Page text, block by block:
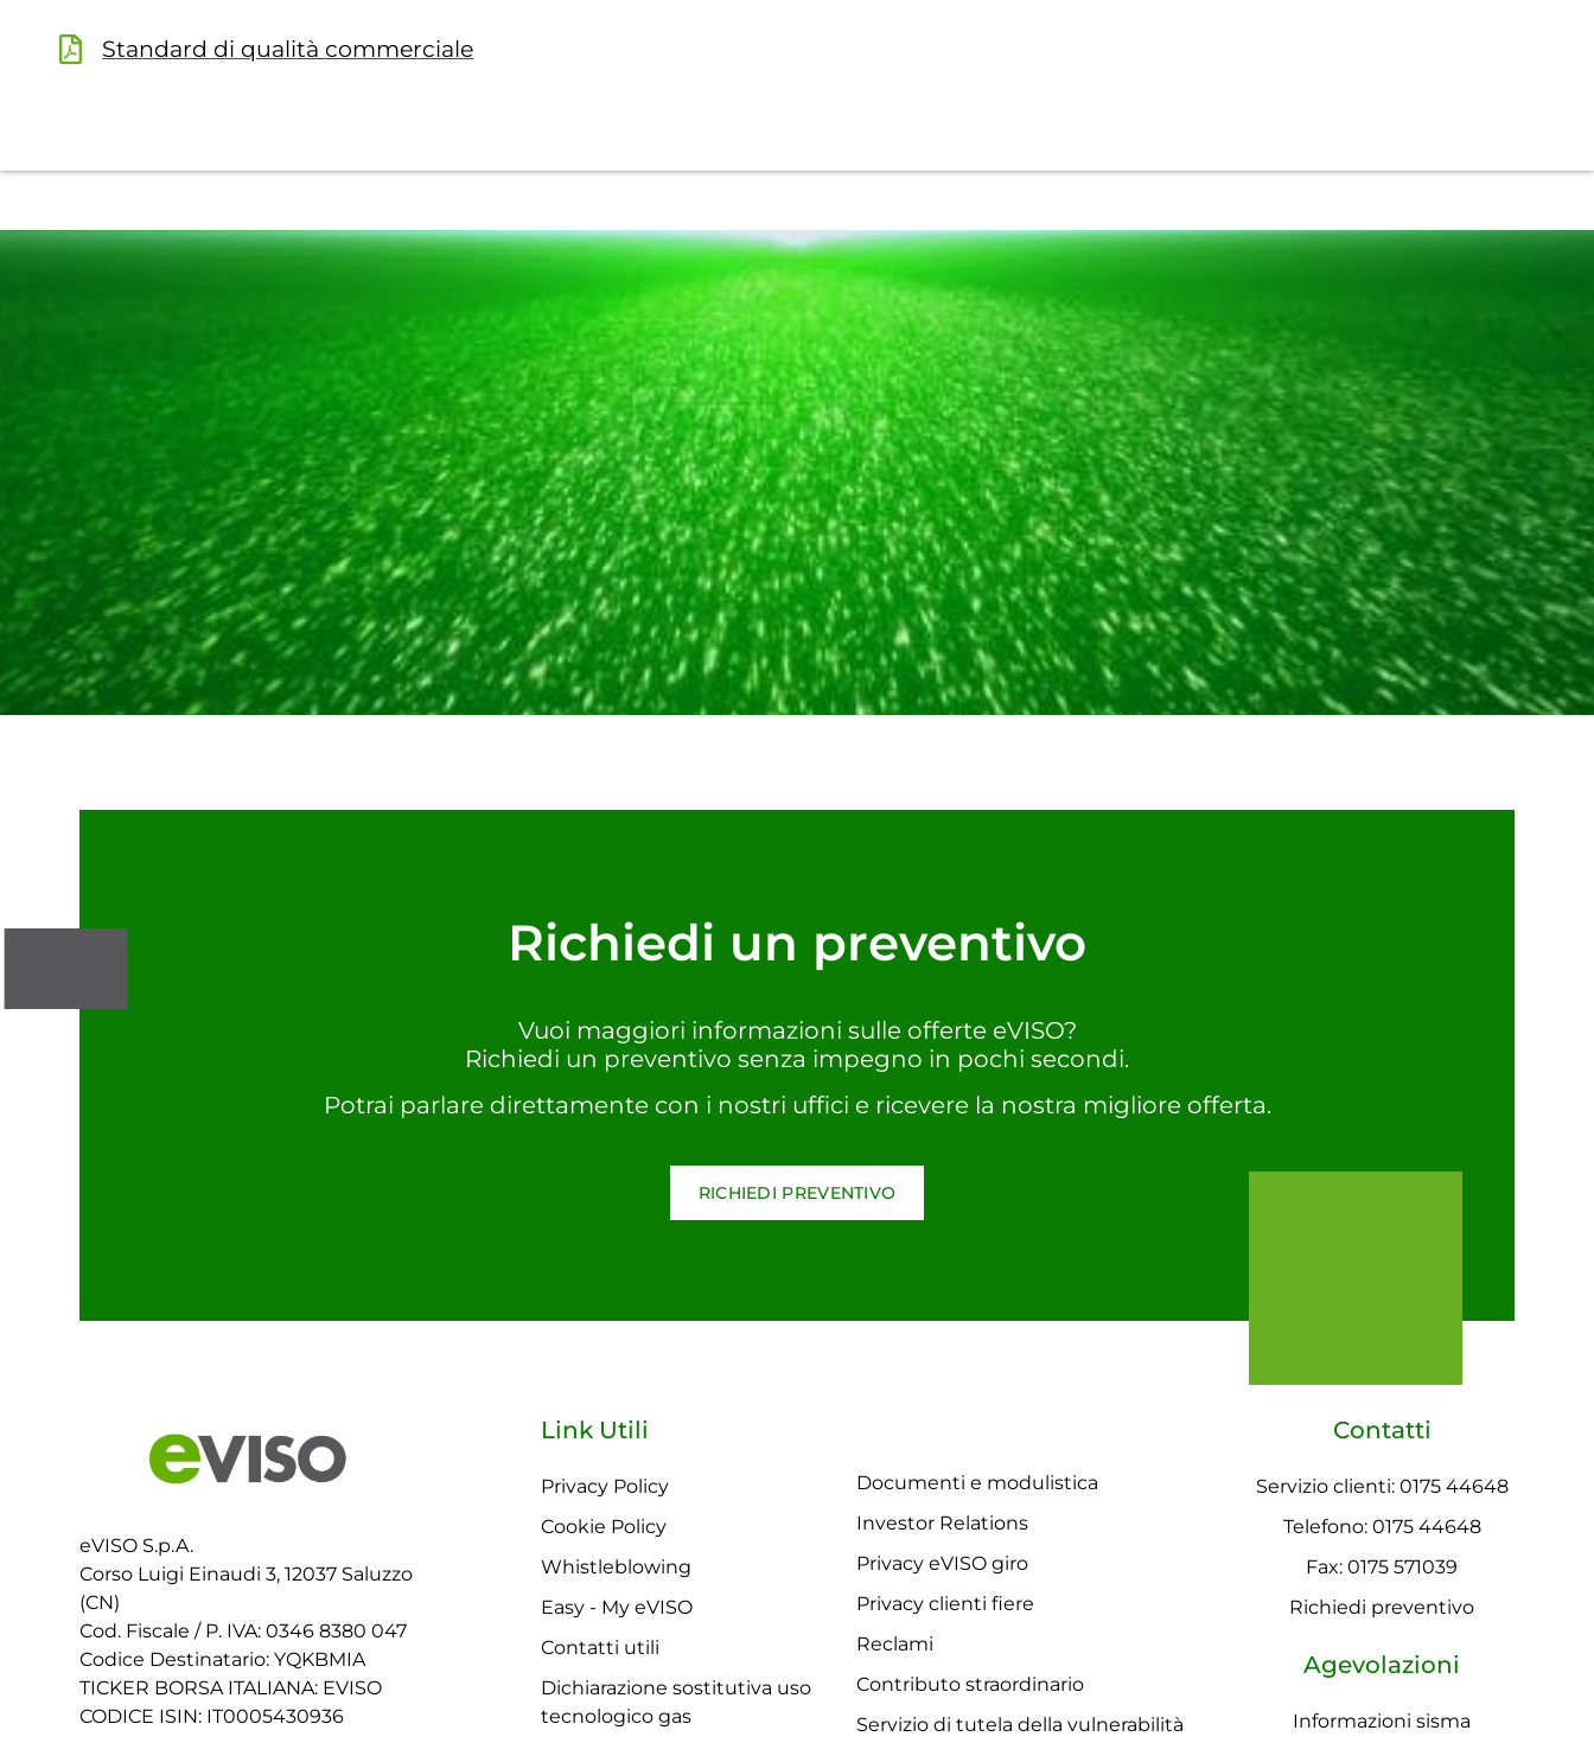
Standard di qualità commerciale
Richiedi un preventivo
Vuoi maggiori informazioni sulle offerte eVISO?
Richiedi un preventivo senza impegno in pochi secondi.
Potrai parlare direttamente con i nostri uffici e ricevere la nostra migliore offerta.
RICHIEDI PREVENTIVO
eVISO S.p.A.
Corso Luigi Einaudi 3, 12037 Saluzzo
(CN)
Cod. Fiscale / P. IVA: 0346 8380 047
Codice Destinatario: YQKBMIA
TICKER BORSA ITALIANA: EVISO
CODICE ISIN: IT0005430936
Link Utili
Privacy Policy
Cookie Policy
Whistleblowing
Easy - My eVISO
Contatti utili
Dichiarazione sostitutiva uso
tecnologico gas
Documenti e modulistica
Investor Relations
Privacy eVISO giro
Privacy clienti fiere
Reclami
Contributo straordinario
Servizio di tutela della vulnerabilità
Contatti
Servizio clienti: 0175 44648
Telefono: 0175 44648
Fax: 0175 571039
Richiedi preventivo
Agevolazioni
Informazioni sisma